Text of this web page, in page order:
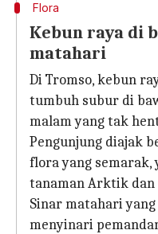
Flora
Kebun raya di
matahari
Di Tromso, kebun
tumbuh subur di
malam yang tak
Pengunjung diajak
flora yang semarak,
tanaman Arktik
Sinar matahari
menyinari